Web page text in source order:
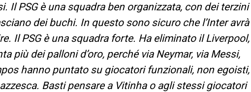
Il PSG è una squadra ben organizzata, con dei terzini
dei buchi. In questo sono sicuro che l’Inter avrà
Il PSG è una squadra forte. Ha eliminato il Liverpool,
più dei palloni d’oro, perché via Neymar, via Messi,
hanno puntato su giocatori funzionali, non egoisti,
Basti pensare a Vitinha o agli stessi giocatori